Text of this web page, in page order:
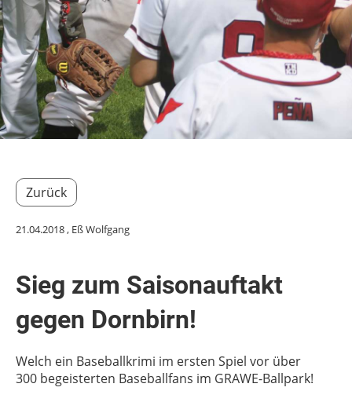
Zurück
21.04.2018, Eß Wolfgang
Sieg zum Saisonauftakt
gegen Dornbirn!
Welch ein Baseballkrimi im ersten Spiel vor über
300 begeisterten Baseballfans im GRAWE-Ballpark!